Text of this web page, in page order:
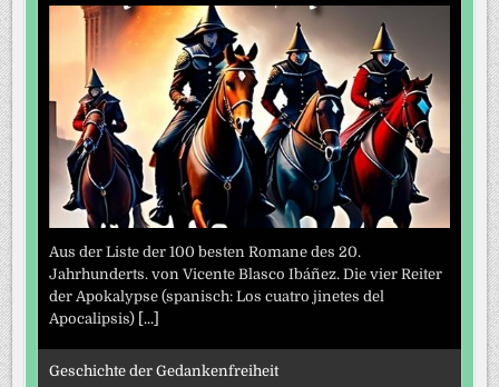
Aus der Liste der 100 besten Romane des 20.
Jahrhunderts. von Vicente Blasco Ibáñez. Die vier Reiter
der Apokalypse (spanisch: Los cuatro jinetes del
Apocalipsis) [...]
Geschichte der Gedankenfreiheit